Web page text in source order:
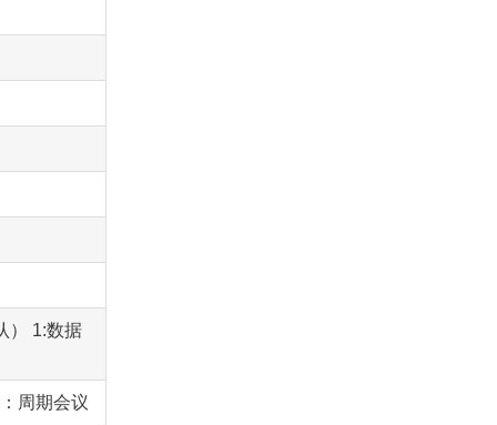
） 1:数据
周期会议